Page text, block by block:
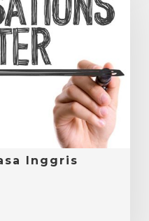
Inggris